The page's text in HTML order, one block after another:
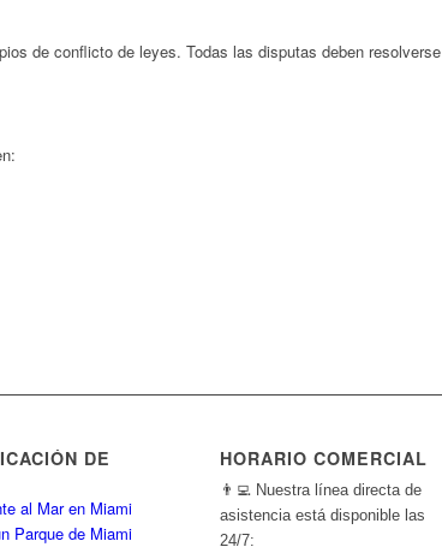
de conflicto de leyes. Todas las disputas deben resolverse
DE
al Mar en Miami
Parque de Miami
HORARIO COMERCIAL
👨‍💻 Nuestra línea directa de
asistencia está disponible las
24/7: